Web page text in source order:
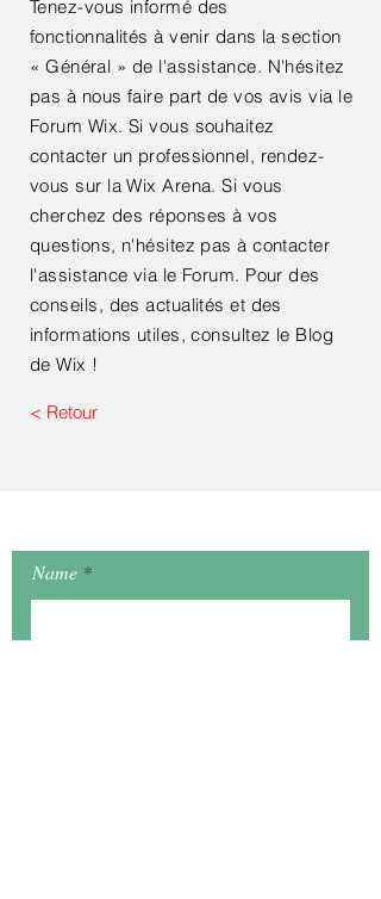
Tenez-vous informé des
fonctionnalités à venir dans la section
«Général » de l'assistance. N'hésitez
pas à nous faire part de vos avis via le
Forum Wix. Si vous souhaitez
contacter un professionnel, rendez-
vous sur la Wix Arena. Si vous
cherchez des réponses à vos
questions, n'hésitez pas à contacter
l'assistance via le Forum. Pour des
conseils, des actualités et des
informations utiles, consultez le Blog
de Wix !
< Retour
Name